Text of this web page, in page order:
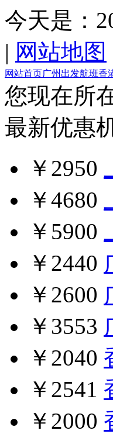
今天是：
| 网站地图
网站首页广州出发航班香
您现在所
最新优惠
￥2950
￥4680
￥5900
￥2440
￥2600
￥3553
￥2040
￥2541
￥2000